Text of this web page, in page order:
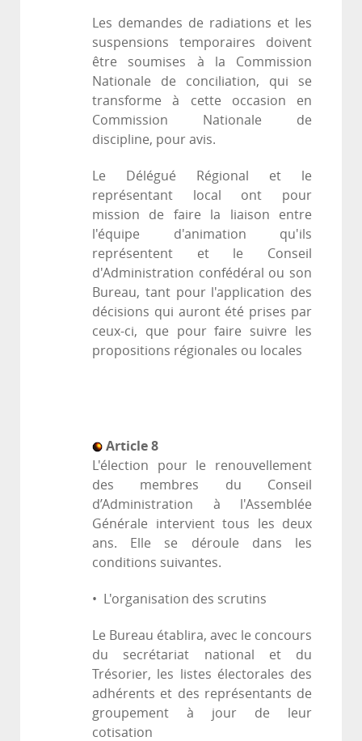
Les demandes de radiations et les
suspensions temporaires doivent
être soumises à la Commission
Nationale de conciliation, qui se
transforme à cette occasion en
Commission Nationale de
discipline, pour avis.
Le Délégué Régional et le
représentant local ont pour
mission de faire la liaison entre
l'équipe d'animation qu'ils
représentent et le Conseil
d'Administration confédéral ou son
Bureau, tant pour l'application des
décisions qui auront été prises par
ceux-ci, que pour faire suivre les
propositions régionales ou locales
Article 8
L'élection pour le renouvellement
des membres du Conseil
d’Administration à l'Assemblée
Générale intervient tous les deux
ans. Elle se déroule dans les
conditions suivantes.
• L'organisation des scrutins
Le Bureau établira, avec le concours
du secrétariat national et du
Trésorier, les listes électorales des
adhérents et des représentants de
groupement à jour de leur
cotisation